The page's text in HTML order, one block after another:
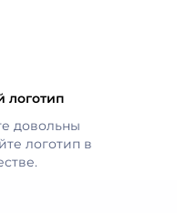
логотип
довольны
логотип в